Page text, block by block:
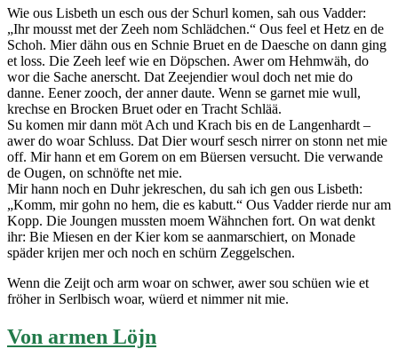
Wie ous Lisbeth un esch ous der Schurl komen, sah ous Vadder:
„Ihr mousst met der Zeeh nom Schlädchen.“ Ous feel et Hetz en de
Schoh. Mier dähn ous en Schnie Bruet en de Daesche on dann ging
et loss. Die Zeeh leef wie en Döpschen. Awer om Hehmwäh, do
wor die Sache anerscht. Dat Zeejendier woul doch net mie do
danne. Eener zooch, der anner daute. Wenn se garnet mie wull,
krechse en Brocken Bruet oder en Tracht Schlää.
Su komen mir dann möt Ach und Krach bis en de Langenhardt –
awer do woar Schluss. Dat Dier wourf sesch nirrer on stonn net mie
off. Mir hann et em Gorem on em Büersen versucht. Die verwande
de Ougen, on schnöfte net mie.
Mir hann noch en Duhr jekreschen, du sah ich gen ous Lisbeth:
„Komm, mir gohn no hem, die es kabutt.“ Ous Vadder rierde nur am
Kopp. Die Joungen mussten moem Wähnchen fort. On wat denkt
ihr: Bie Miesen en der Kier kom se aanmarschiert, on Monade
späder krijen mer och noch en schürn Zeggelschen.
Wenn die Zeijt och arm woar on schwer, awer sou schüen wie et
fröher in Serlbisch woar, wüerd et nimmer nit mie.
Von armen Löjn